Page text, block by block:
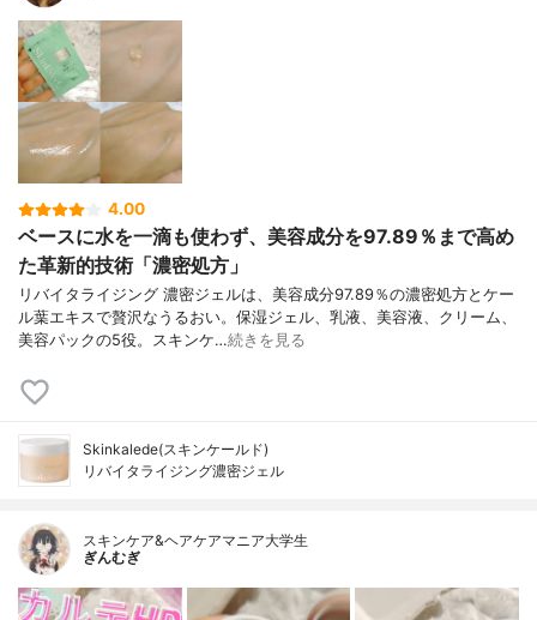
4.00
ベースに水を一滴も使わず、美容成分を97.89％まで高め
た革新的技術「濃密処方」
リバイタライジング 濃密ジェルは、美容成分97.89％の濃密処方とケー
ル葉エキスで贅沢なうるおい。保湿ジェル、乳液、美容液、クリーム、
美容パックの5役。スキンケ…続きを見る
Skinkalede(スキンケールド)
リバイタライジング濃密ジェル
スキンケア&ヘアケアマニア大学生
ぎんむぎ